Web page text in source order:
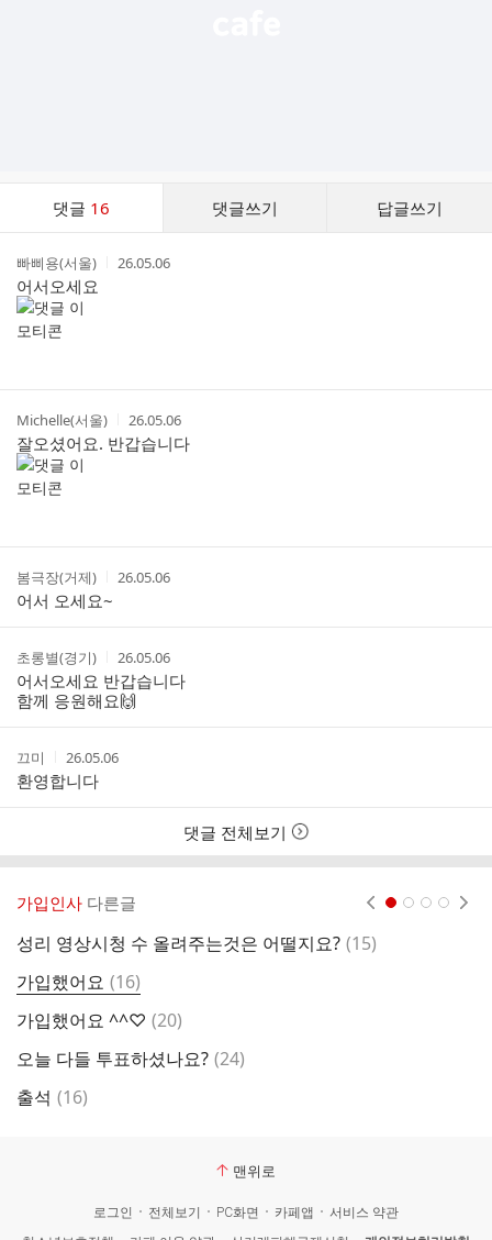
댓글 16 댓글쓰기 답글쓰기
작
성
자
빠삐용(서울)
작
26.05.06
어서오세요
작
성
자
Michelle(서울)
작
성
시
26.05.06
잘오셨어요. 반갑습니다
작
성
자
봄극장(거제)
작
간
26.05.06
어서 오세요~
작
성
자
초롱별(경기)
작
성
시
간
26.05.06
어서오세요 반갑습니다
함께 응원해요🙌
작
성
자
끄미
작
성
시
간
26.05.06
환영합니다
댓글 전체보기
가입인사 다른글
성리 영상시청 수 올려주는것은 어떨지요? 댓
(15)
가입했어요 댓
글
(16)
가입했어요 ^^♡ 댓
(20)
오늘 다들 투표하셨나요? 댓
(24)
출석 댓
(16)
맨위로
로그인 전체보기 PC화면 카페앱
서비스 약관